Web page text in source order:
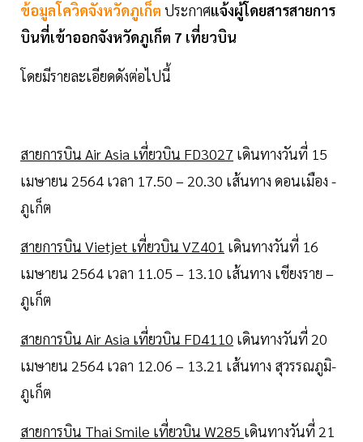
ข้อมูลโควิดจังหวัดภูเก็ต ประกาศแจ้งผู้โดยสารสายการ
บินที่เข้าออกจังหวัดภูเก็ต 7 เที่ยวบิน
โดยมีรายละเอียดดังต่อไปนี้
สายการบิน Air Asia เที่ยวบิน FD3027 เดินทางวันที่ 15
เมษายน 2564 เวลา 17.50 – 20.30 เส้นทาง ดอนเมือง -
ภูเก็ต
สายการบิน Vietjet เที่ยวบิน VZ401 เดินทางวันที่ 16
เมษายน 2564 เวลา 11.05 – 13.10 เส้นทาง เชียงราย –
ภูเก็ต
สายการบิน Air Asia เที่ยวบิน FD4110 เดินทางวันที่ 20
เมษายน 2564 เวลา 12.06 – 13.21 เส้นทาง สุวรรณภูมิ-
ภูเก็ต
สายการบิน Thai Smile เที่ยวบิน W285 เดินทางวันที่ 21